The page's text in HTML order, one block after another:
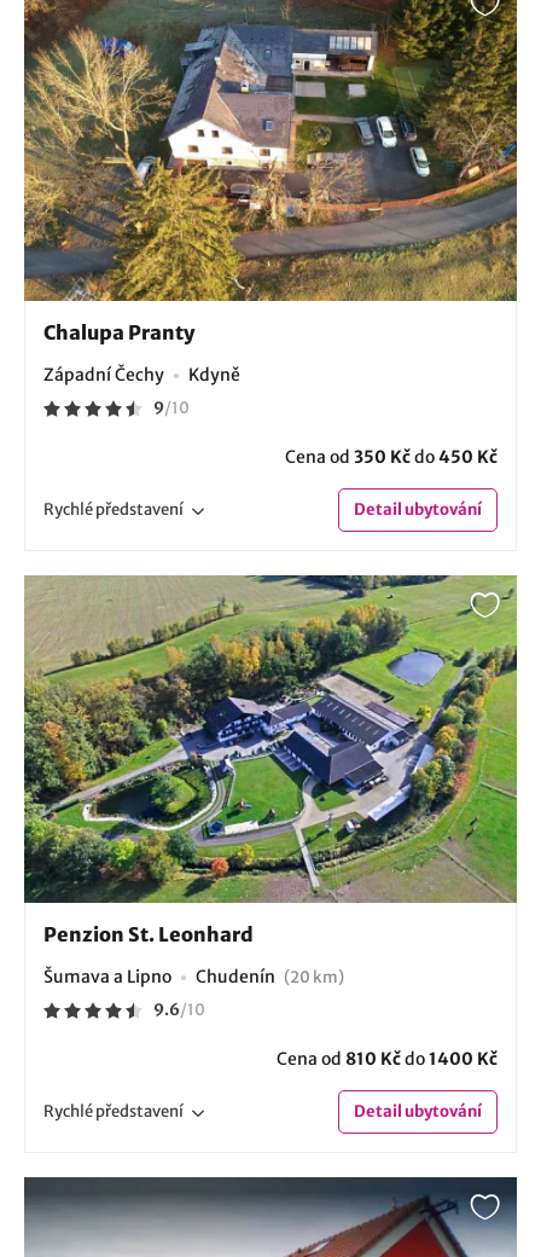
Chalupa Pranty
Západní Čechy Kdyně
9/10
Cena od 350 Kčdo450 Kč
Rychlépředstavení Detailubytování
Penzion St. Leonhard
Šumava a Lipno Chudenín (20 km)
9.6/10
Cena od 810 Kčdo1400 Kč
Rychlépředstavení Detailubytování